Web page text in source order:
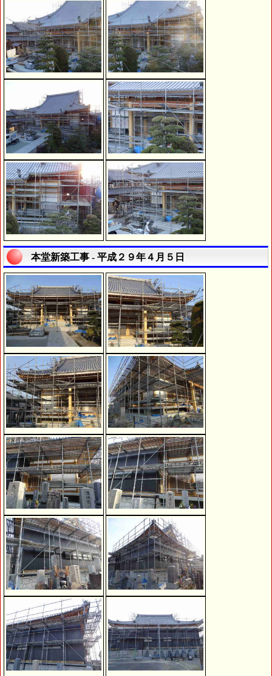
本堂新築工事 - 平成２９年４月５日